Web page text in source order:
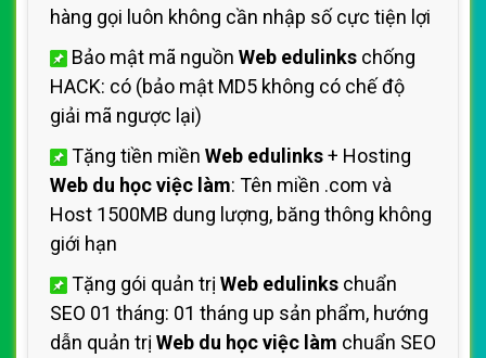
hàng gọi luôn không cần nhập số cực tiện lợi
Bảo mật mã nguồn Web edulinks chống
HACK: có (bảo mật MD5 không có chế độ
giải mã ngược lại)
Tặng tiền miền Web edulinks+ Hosting
Web du học việc làm: Tên miền .com và
Host 1500MB dung lượng, băng thông không
giới hạn
Tặng gói quản trị Web edulinks chuẩn
SEO 01 tháng: 01 tháng up sản phẩm, hướng
dẫn quản trị Web du học việc làm chuẩn SEO